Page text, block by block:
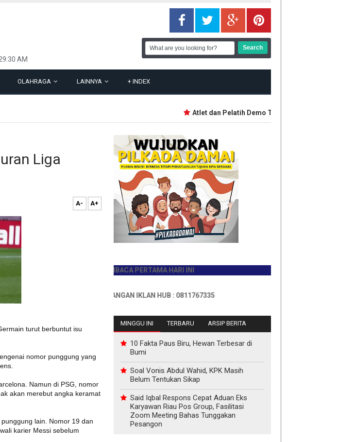
AM
OLAHRAGA LAINNYA + INDEX
Atlet dan Pelatih Demo Tuntut Bonus PON dan
Liga
A- A+
turut berbuntut isu
nomor punggung yang
Namun di PSG, nomor
akan merebut angka keramat
lain. Nomor 19 dan
karier Messi sebelum
JADILAH PEMBACA PERTAMA HARI INI
INFO PEMASANGAN IKLAN HUB : 0811767335
MINGGU INI TERBARU ARSIP BERITA
10 Fakta Paus Biru, Hewan Terbesar di
Bumi
Soal Vonis Abdul Wahid, KPK Masih
Belum Tentukan Sikap
Said Iqbal Respons Cepat Aduan Eks
Karyawan Riau Pos Group, Fasilitasi
Zoom Meeting Bahas Tunggakan
Pesangon